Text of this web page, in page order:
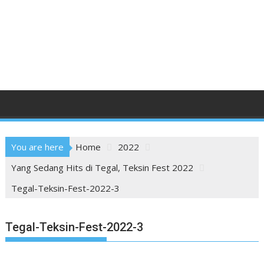
You are here Home
2022
Yang Sedang Hits di Tegal, Teksin Fest 2022
Tegal-Teksin-Fest-2022-3
Tegal-Teksin-Fest-2022-3